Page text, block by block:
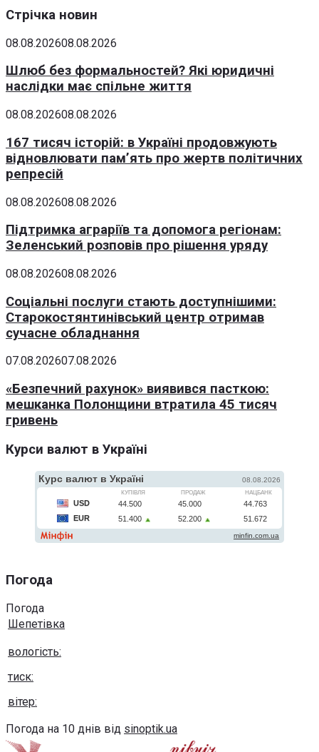
Стрічка новин
08.08.202608.08.2026
Шлюб без формальностей? Які юридичні
наслідки має спільне життя
08.08.202608.08.2026
167 тисяч історій: в Україні продовжують
відновлювати пам’ять про жертв політичних
репресій
08.08.202608.08.2026
Підтримка аграріїв та допомога регіонам:
Зеленський розповів про рішення уряду
08.08.202608.08.2026
Соціальні послуги стають доступнішими:
Старокостянтинівський центр отримав
сучасне обладнання
07.08.202607.08.2026
«Безпечний рахунок» виявився пасткою:
мешканка Полонщини втратила 45 тисяч
гривень
Курси валют в Україні
Погода
Погода
Шепетівка
вологість:
тиск:
вітер:
Погода на 10 днів від sinoptik.ua